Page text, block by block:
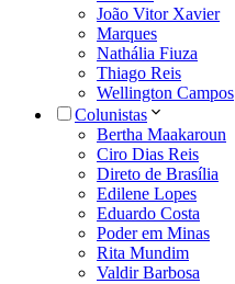
João Vitor Xavier
Marques
Nathália Fiuza
Thiago Reis
Wellington Campos
Colunistas
Bertha Maakaroun
Ciro Dias Reis
Direto de Brasília
Edilene Lopes
Eduardo Costa
Poder em Minas
Rita Mundim
Valdir Barbosa